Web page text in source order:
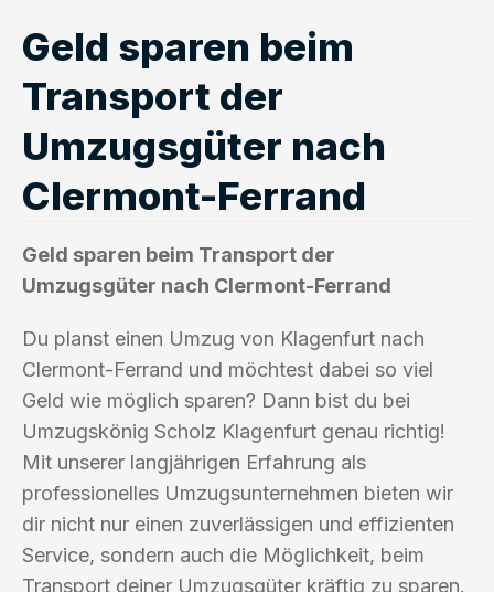
Geld sparen beim
Transport der
Umzugsgüter nach
Clermont-Ferrand
Geld sparen beim Transport der
Umzugsgüter nach Clermont-Ferrand
Du planst einen Umzug von Klagenfurt nach
Clermont-Ferrand und möchtest dabei so viel
Geld wie möglich sparen? Dann bist du bei
Umzugskönig Scholz Klagenfurt genau richtig!
Mit unserer langjährigen Erfahrung als
professionelles Umzugsunternehmen bieten wir
dir nicht nur einen zuverlässigen und effizienten
Service, sondern auch die Möglichkeit, beim
Transport deiner Umzugsgüter kräftig zu sparen.